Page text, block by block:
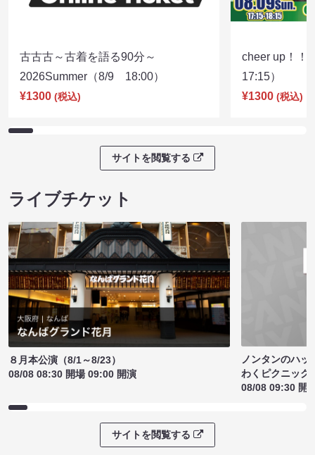
古古古～古着を語る90分～
2026Summer（8/9 18:00）
¥1300 (税込)
cheer up！
17:15）
¥1300 (税込)
サイトを閲覧する
ライブチケット
８月本公演（8/1～8/23）
08/08 08:30 開場 09:00 開演
ノンタンのハッ
わくピクニック
08/08 09:30 開
サイトを閲覧する